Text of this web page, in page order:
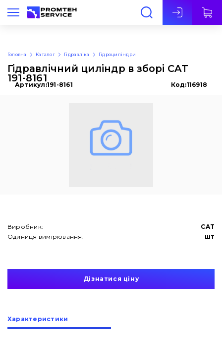
Укр
Головна Каталог Гідравліка Гідроциліндри
Гідравлічний циліндр в зборі CAT
191-8161
Артикул:191-8161 Код:116918
Виробник:
CAT
Одиниця вимірювання:
шт
Дізнатися ціну
Характеристики